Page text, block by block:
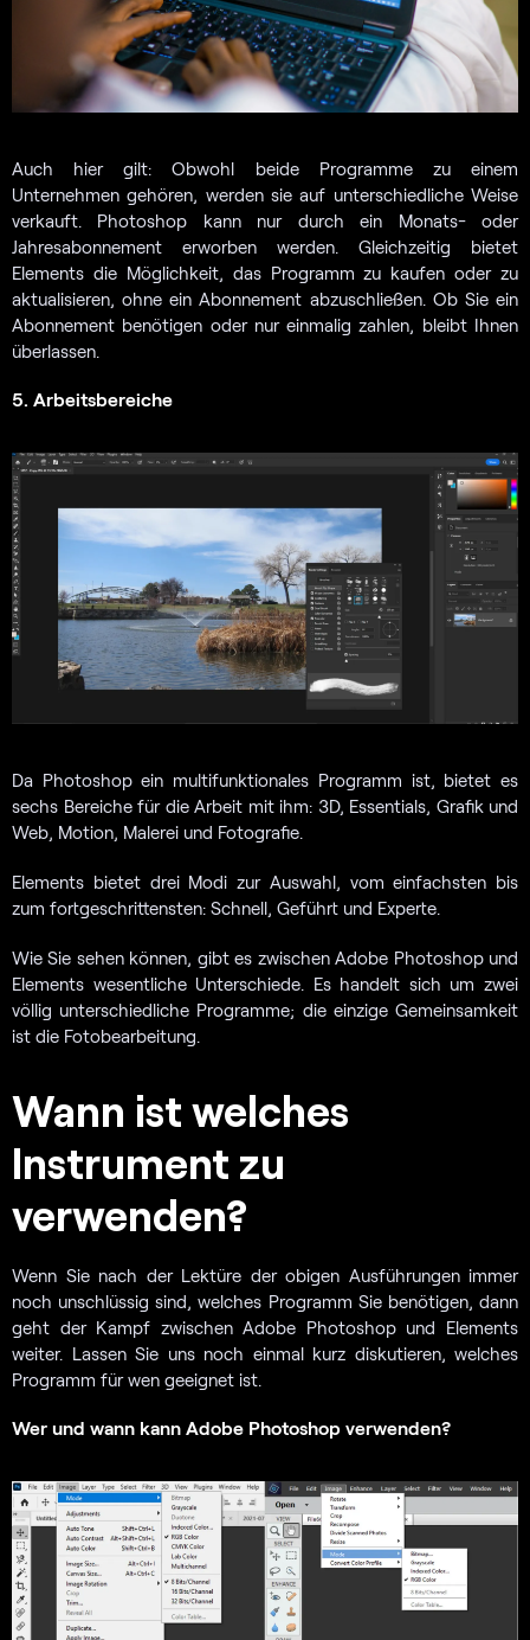
Auch hier gilt: Obwohl beide Programme zu einem
Unternehmen gehören, werden sie auf unterschiedliche Weise
verkauft. Photoshop kann nur durch ein Monats- oder
Jahresabonnement erworben werden. Gleichzeitig bietet
Elements die Möglichkeit, das Programm zu kaufen oder zu
aktualisieren, ohne ein Abonnement abzuschließen. Ob Sie ein
Abonnement benötigen oder nur einmalig zahlen, bleibt Ihnen
überlassen.
5. Arbeitsbereiche
Da Photoshop ein multifunktionales Programm ist, bietet es
sechs Bereiche für die Arbeit mit ihm: 3D, Essentials, Grafik und
Web, Motion, Malerei und Fotografie.
Elements bietet drei Modi zur Auswahl, vom einfachsten bis
zum fortgeschrittensten: Schnell, Geführt und Experte.
Wie Sie sehen können, gibt es zwischen Adobe Photoshop und
Elements wesentliche Unterschiede. Es handelt sich um zwei
völlig unterschiedliche Programme; die einzige Gemeinsamkeit
ist die Fotobearbeitung.
Wann ist welches
Instrument zu
verwenden?
Wenn Sie nach der Lektüre der obigen Ausführungen immer
noch unschlüssig sind, welches Programm Sie benötigen, dann
geht der Kampf zwischen Adobe Photoshop und Elements
weiter. Lassen Sie uns noch einmal kurz diskutieren, welches
Programm für wen geeignet ist.
Wer und wann kann Adobe Photoshop verwenden?